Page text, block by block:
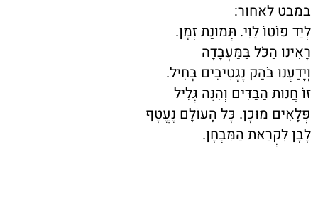
במבט לאחור:
לְיַד פוֹטוֹ לֵוִי. תְּמוּנַת זְמָן.
רָאִינוּ הַכֹּל בַּמַּעְבָּדָה
וְיָדַעְנוּ בֹּהַק נֶגָטִיבִים בְּחִיל.
זוֹ חֲנוּת הַבַּדִּים וְהִנֵּה גְּלִיל
פְּלָאִים מוּכָן. כָּל הָעוֹלָם נֶעֱטָף
לָבָן לִקְרַאת הַמִּבְחָן.